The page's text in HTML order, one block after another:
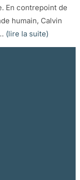
En contrepoint de
humain, Calvin
(lire la suite)